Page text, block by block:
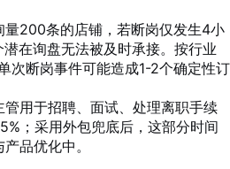
量200条的店铺，若断岗仅发生4小
在询盘无法被及时承接。按行业
次断岗事件可能造成1-2个确定性订
管用于招聘、面试、处理离职手续
；采用外包兜底后，这部分时间
品优化中。